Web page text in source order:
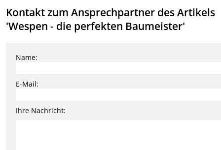
Kontakt zum Ansprechpartner des Artikels
'Wespen - die perfekten Baumeister'
Name:
E-Mail:
Ihre Nachricht: